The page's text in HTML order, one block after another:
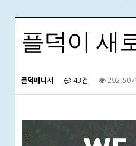
플덕이 새
플덕메니저 43건 292,507